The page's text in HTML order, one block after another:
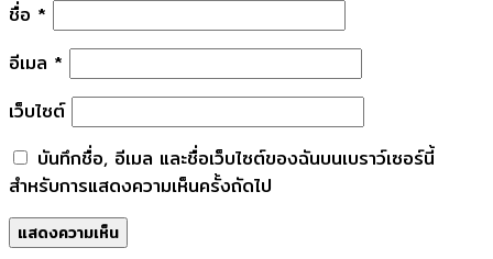
ชื่อ *
อีเมล *
เว็บไซต์
บันทึกชื่อ, อีเมล และชื่อเว็บไซต์ของฉันบนเบราว์เซอร์นี้
สำหรับการแสดงความเห็นครั้งถัดไป